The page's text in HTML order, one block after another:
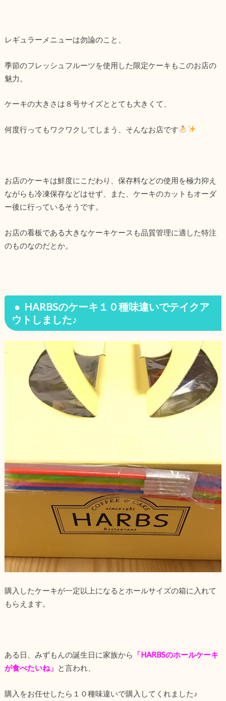
レギュラーメニューは勿論のこと、
季節のフレッシュフルーツを使用した限定ケーキもこのお店の
魅力。
ケーキの大きさは８号サイズととても大きくて、
何度行ってもワクワクしてしまう、そんなお店です
お店のケーキは鮮度にこだわり、保存料などの使用を極力抑え
ながらも冷凍保存などはせず、また、ケーキのカットもオーダ
ー後に行っているそうです。
お店の看板である大きなケーキケースも品質管理に適した特注
のものなのだとか。
HARBSのケーキ１０種味違いでテイクア
ウトしました♪
購入したケーキが一定以上になるとホールサイズの箱に入れて
もらえます。
ある日、みずもんの誕生日に家族から
「HARBSのホールケーキ
が食べたいね」 と言われ、
購入をお任せしたら１０種味違いで購入してくれました♪